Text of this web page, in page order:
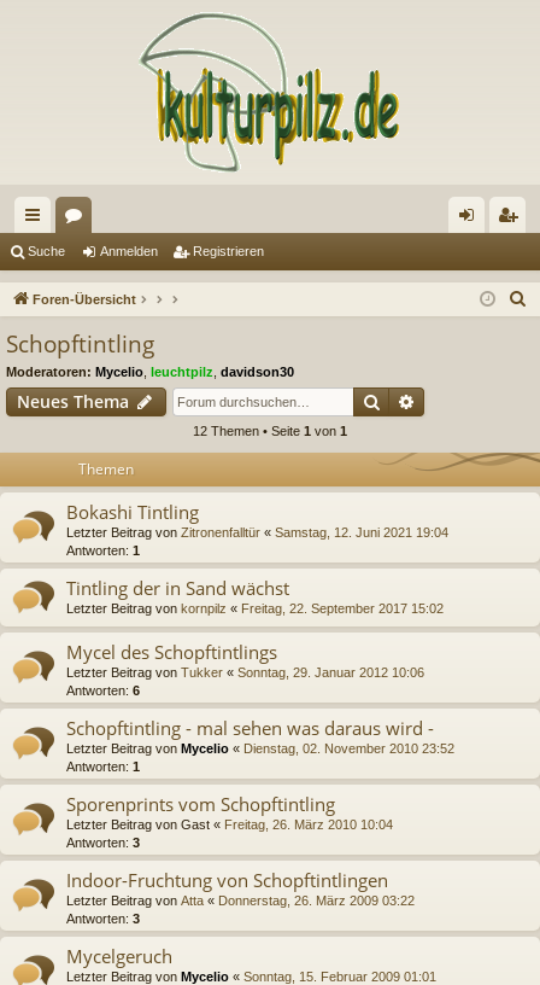
ch
ne
riff
en m ist
Suche Anmelden Registrieren
Foren-Übersicht
Schopftintling
Moderatoren: Mycelio leuchtpilz davidson30
Neues Thema Suche
12 Themen • Seite 1 von 1
Themen
Bokashi Tintling
Letzter Beitrag von Zitronenfalltür « Samstag, 12. Juni 2021 19:04
Antworten: 1
Tintling der in Sand wächst
Letzter Beitrag von kornpilz « Freitag, 22. September 2017 15:02
Mycel des Schopftintlings
Letzter Beitrag von Tukker « Sonntag, 29. Januar 2012 10:06
Antworten: 6
Schopftintling - mal sehen was daraus wird -
Letzter Beitrag von Mycelio « Dienstag, 02. November 2010 23:52
Antworten: 1
Sporenprints vom Schopftintling
Letzter Beitrag von Gast « Freitag, 26. März 2010 10:04
Antworten: 3
Indoor-Fruchtung von Schopftintlingen
Letzter Beitrag von Atta « Donnerstag, 26. März 2009 03:22
Antworten: 3
Mycelgeruch
Letzter Beitrag von Mycelio « Sonntag, 15. Februar 2009 01:01